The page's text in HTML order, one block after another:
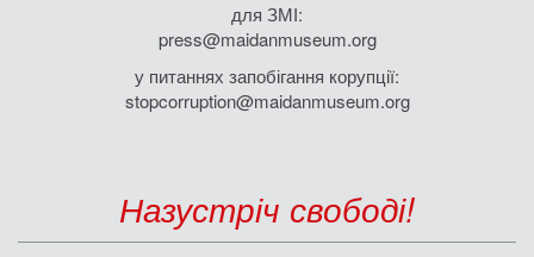
для ЗМІ:
press@maidanmuseum.org
у питаннях запобігання корупції:
stopcorruption@maidanmuseum.org
Назустріч свободі!